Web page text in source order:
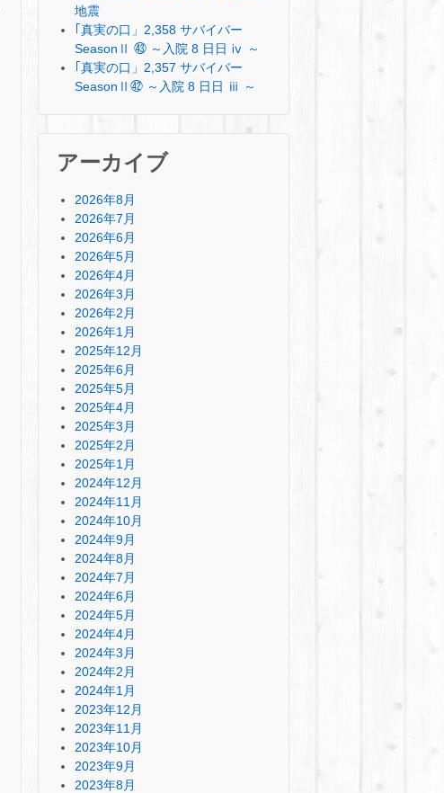
地震
｢真実の口」2,358 サバイバー
SeasonⅡ ㊸ ～入院 8 日日 ⅳ ～
｢真実の口」2,357 サバイバー
SeasonⅡ㊷ ～入院 8 日日 ⅲ ～
アーカイブ
2026年8月
2026年7月
2026年6月
2026年5月
2026年4月
2026年3月
2026年2月
2026年1月
2025年12月
2025年6月
2025年5月
2025年4月
2025年3月
2025年2月
2025年1月
2024年12月
2024年11月
2024年10月
2024年9月
2024年8月
2024年7月
2024年6月
2024年5月
2024年4月
2024年3月
2024年2月
2024年1月
2023年12月
2023年11月
2023年10月
2023年9月
2023年8月